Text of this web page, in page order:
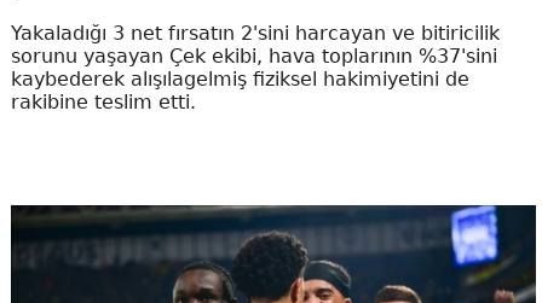
Yakaladığı 3 net fırsatın 2'sini harcayan ve bitiricilik
sorunu yaşayan Çek ekibi, hava toplarının %37'sini
kaybederek alışılagelmiş fiziksel hakimiyetini de
rakibine teslim etti.